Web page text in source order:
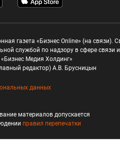
газета «Бизнес Online» (на
службой по надзору в сфере связи
Медия Холдинг»
редактор) А.В. Брусницын
данных
материалов допускается
правил перепечатки